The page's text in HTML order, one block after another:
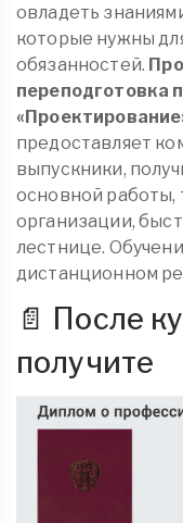
овладеть
которые нужны
обязанностей.
переподготовка
предоставляет
выпускники,
основной работы,
организации,
лестнице.
дистанционном
📄 После
получите